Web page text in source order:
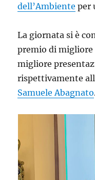
dell’Ambiente per
La giornata si è
premio di
migliore
rispettivamente
Samuele Abagnato